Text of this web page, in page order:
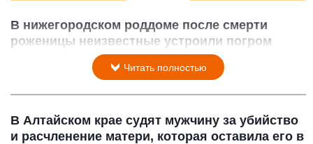
В нижегородском роддоме после смерти
роженицы неизвестные устроили погром
Читать полностью
В Алтайском крае судят мужчину за убийство
и расчленение матери, которая оставила его в